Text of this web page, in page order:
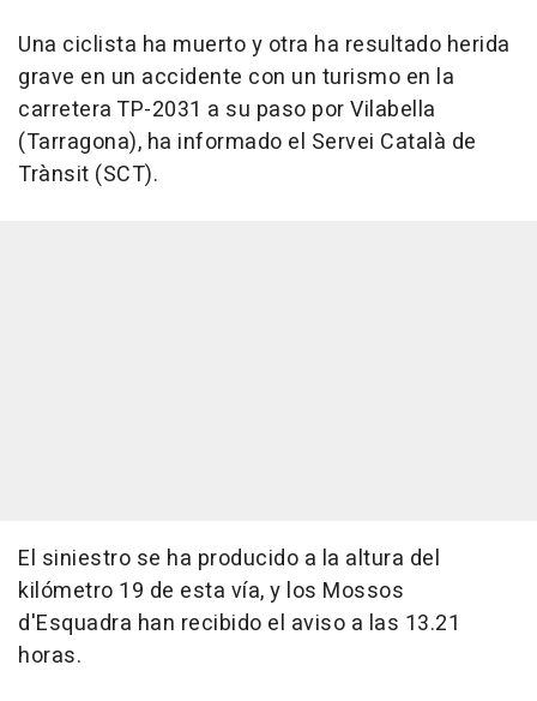
Una ciclista ha muerto y otra ha resultado herida
grave en un accidente con un turismo en la
carretera TP-2031 a su paso por Vilabella
(Tarragona), ha informado el Servei Català de
Trànsit (SCT).
El siniestro se ha producido a la altura del
kilómetro 19 de esta vía, y los Mossos
d'Esquadra han recibido el aviso a las 13.21
horas.